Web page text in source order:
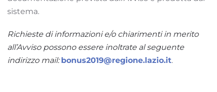
sistema.
Richieste di informazioni e/o chiarimenti in merito
all’Avviso possono essere inoltrate al seguente
indirizzo mail:bonus2019@regione.lazio.it.